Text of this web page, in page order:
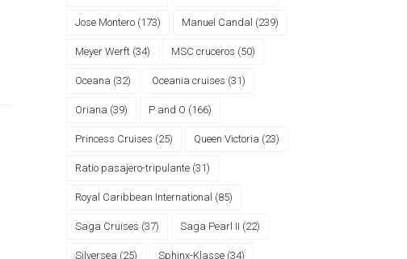
Jose Montero (173) Manuel Candal (239)
Meyer Werft (34) MSC cruceros (50)
Oceana (32) Oceania cruises (31)
Oriana (39) P and O (166)
Princess Cruises (25) Queen Victoria (23)
Ratio pasajero-tripulante (31)
Royal Caribbean International (85)
Saga Cruises (37) Saga Pearl II (22)
Silversea (25) Sphinx-Klasse (34)